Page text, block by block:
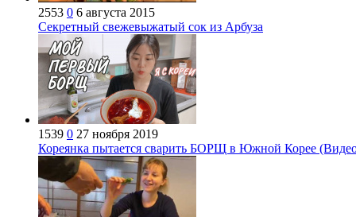
2553 0 6 августа 2015
Секретный свежевыжатый сок из Арбуза
1539 0 27 ноября 2019
Кореянка пытается сварить БОРЩ в Южной Корее